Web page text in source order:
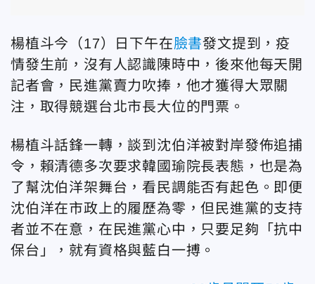
楊植斗今（17）日下午在臉書發文提到，疫
情發生前，沒有人認識陳時中，後來他每天開
記者會，民進黨賣力吹捧，他才獲得大眾關
注，取得競選台北市長大位的門票。
楊植斗話鋒一轉，談到沈伯洋被對岸發佈追捕
令，賴清德多次要求韓國瑜院長表態，也是為
了幫沈伯洋架舞台，看民調能否有起色。即便
沈伯洋在市政上的履歷為零，但民進黨的支持
者並不在意，在民進黨心中，只要足夠「抗中
保台」，就有資格與藍白一搏。